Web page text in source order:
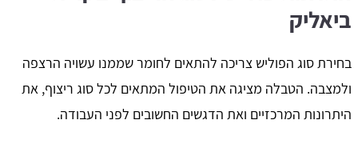
ביאליק
בחירת סוג הפוליש צריכה להתאים לחומר שממנו עשויה הרצפה
ולמצבה. הטבלה מציגה את הטיפול המתאים לכל סוג ריצוף, את
היתרונות המרכזיים ואת הדגשים החשובים לפני העבודה.